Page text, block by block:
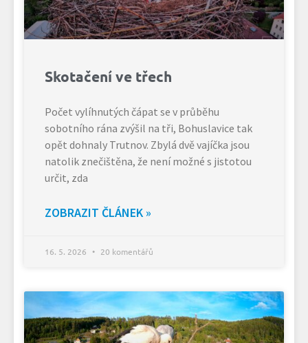
Skotačení ve třech
Počet vylíhnutých čápat se v průběhu
sobotního rána zvýšil na tři, Bohuslavice tak
opět dohnaly Trutnov. Zbylá dvě vajíčka jsou
natolik znečištěna, že není možné s jistotou
určit, zda
ZOBRAZIT ČLÁNEK »
16. 5. 2026 20 komentářů